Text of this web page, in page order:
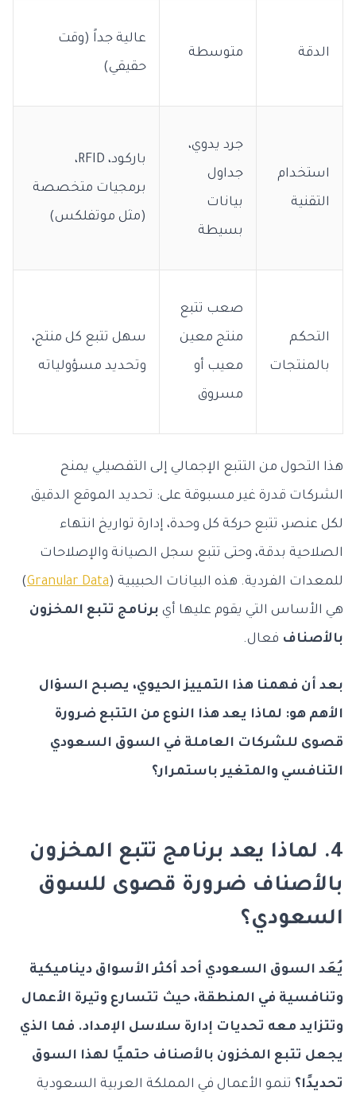
الدقة متوسطة
عالية جداً (وقت
حقيقي)
استخدام
التقنية
جرد يدوي،
جداول
بيانات
بسيطة
باركود، RFID،
برمجيات متخصصة
(مثل موتفلكس)
التحكم
بالمنتجات
صعب تتبع
منتج معين
معيب أو
مسروق
سهل تتبع كل منتج،
وتحديد مسؤولياته
هذا التحول من التتبع الإجمالي إلى التفصيلي يمنح
الشركات قدرة غير مسبوقة على: تحديد الموقع الدقيق
لكل عنصر، تتبع حركة كل وحدة، إدارة تواريخ انتهاء
الصلاحية بدقة، وحتى تتبع سجل الصيانة والإصلاحات
للمعدات الفردية. هذه البيانات الحبيبية (Granular Data
)
هي الأساس التي يقوم عليها أي برنامج تتبع المخزون
بالأصناف فعال.
بعد أن فهمنا هذا التمييز الحيوي، يصبح السؤال
الأهم هو: لماذا يعد هذا النوع من التتبع ضرورة
قصوى للشركات العاملة في السوق السعودي
التنافسي والمتغير باستمرار؟
4. لماذا يعد برنامج تتبع المخزون
بالأصناف ضرورة قصوى للسوق
السعودي؟
يُعَد السوق السعودي أحد أكثر الأسواق ديناميكية
وتنافسية في المنطقة، حيث تتسارع وتيرة الأعمال
وتتزايد معه تحديات إدارة سلاسل الإمداد. فما الذي
يجعل تتبع المخزون بالأصناف حتميًا لهذا السوق
تحديدًا؟ تنمو الأعمال في المملكة العربية السعودية